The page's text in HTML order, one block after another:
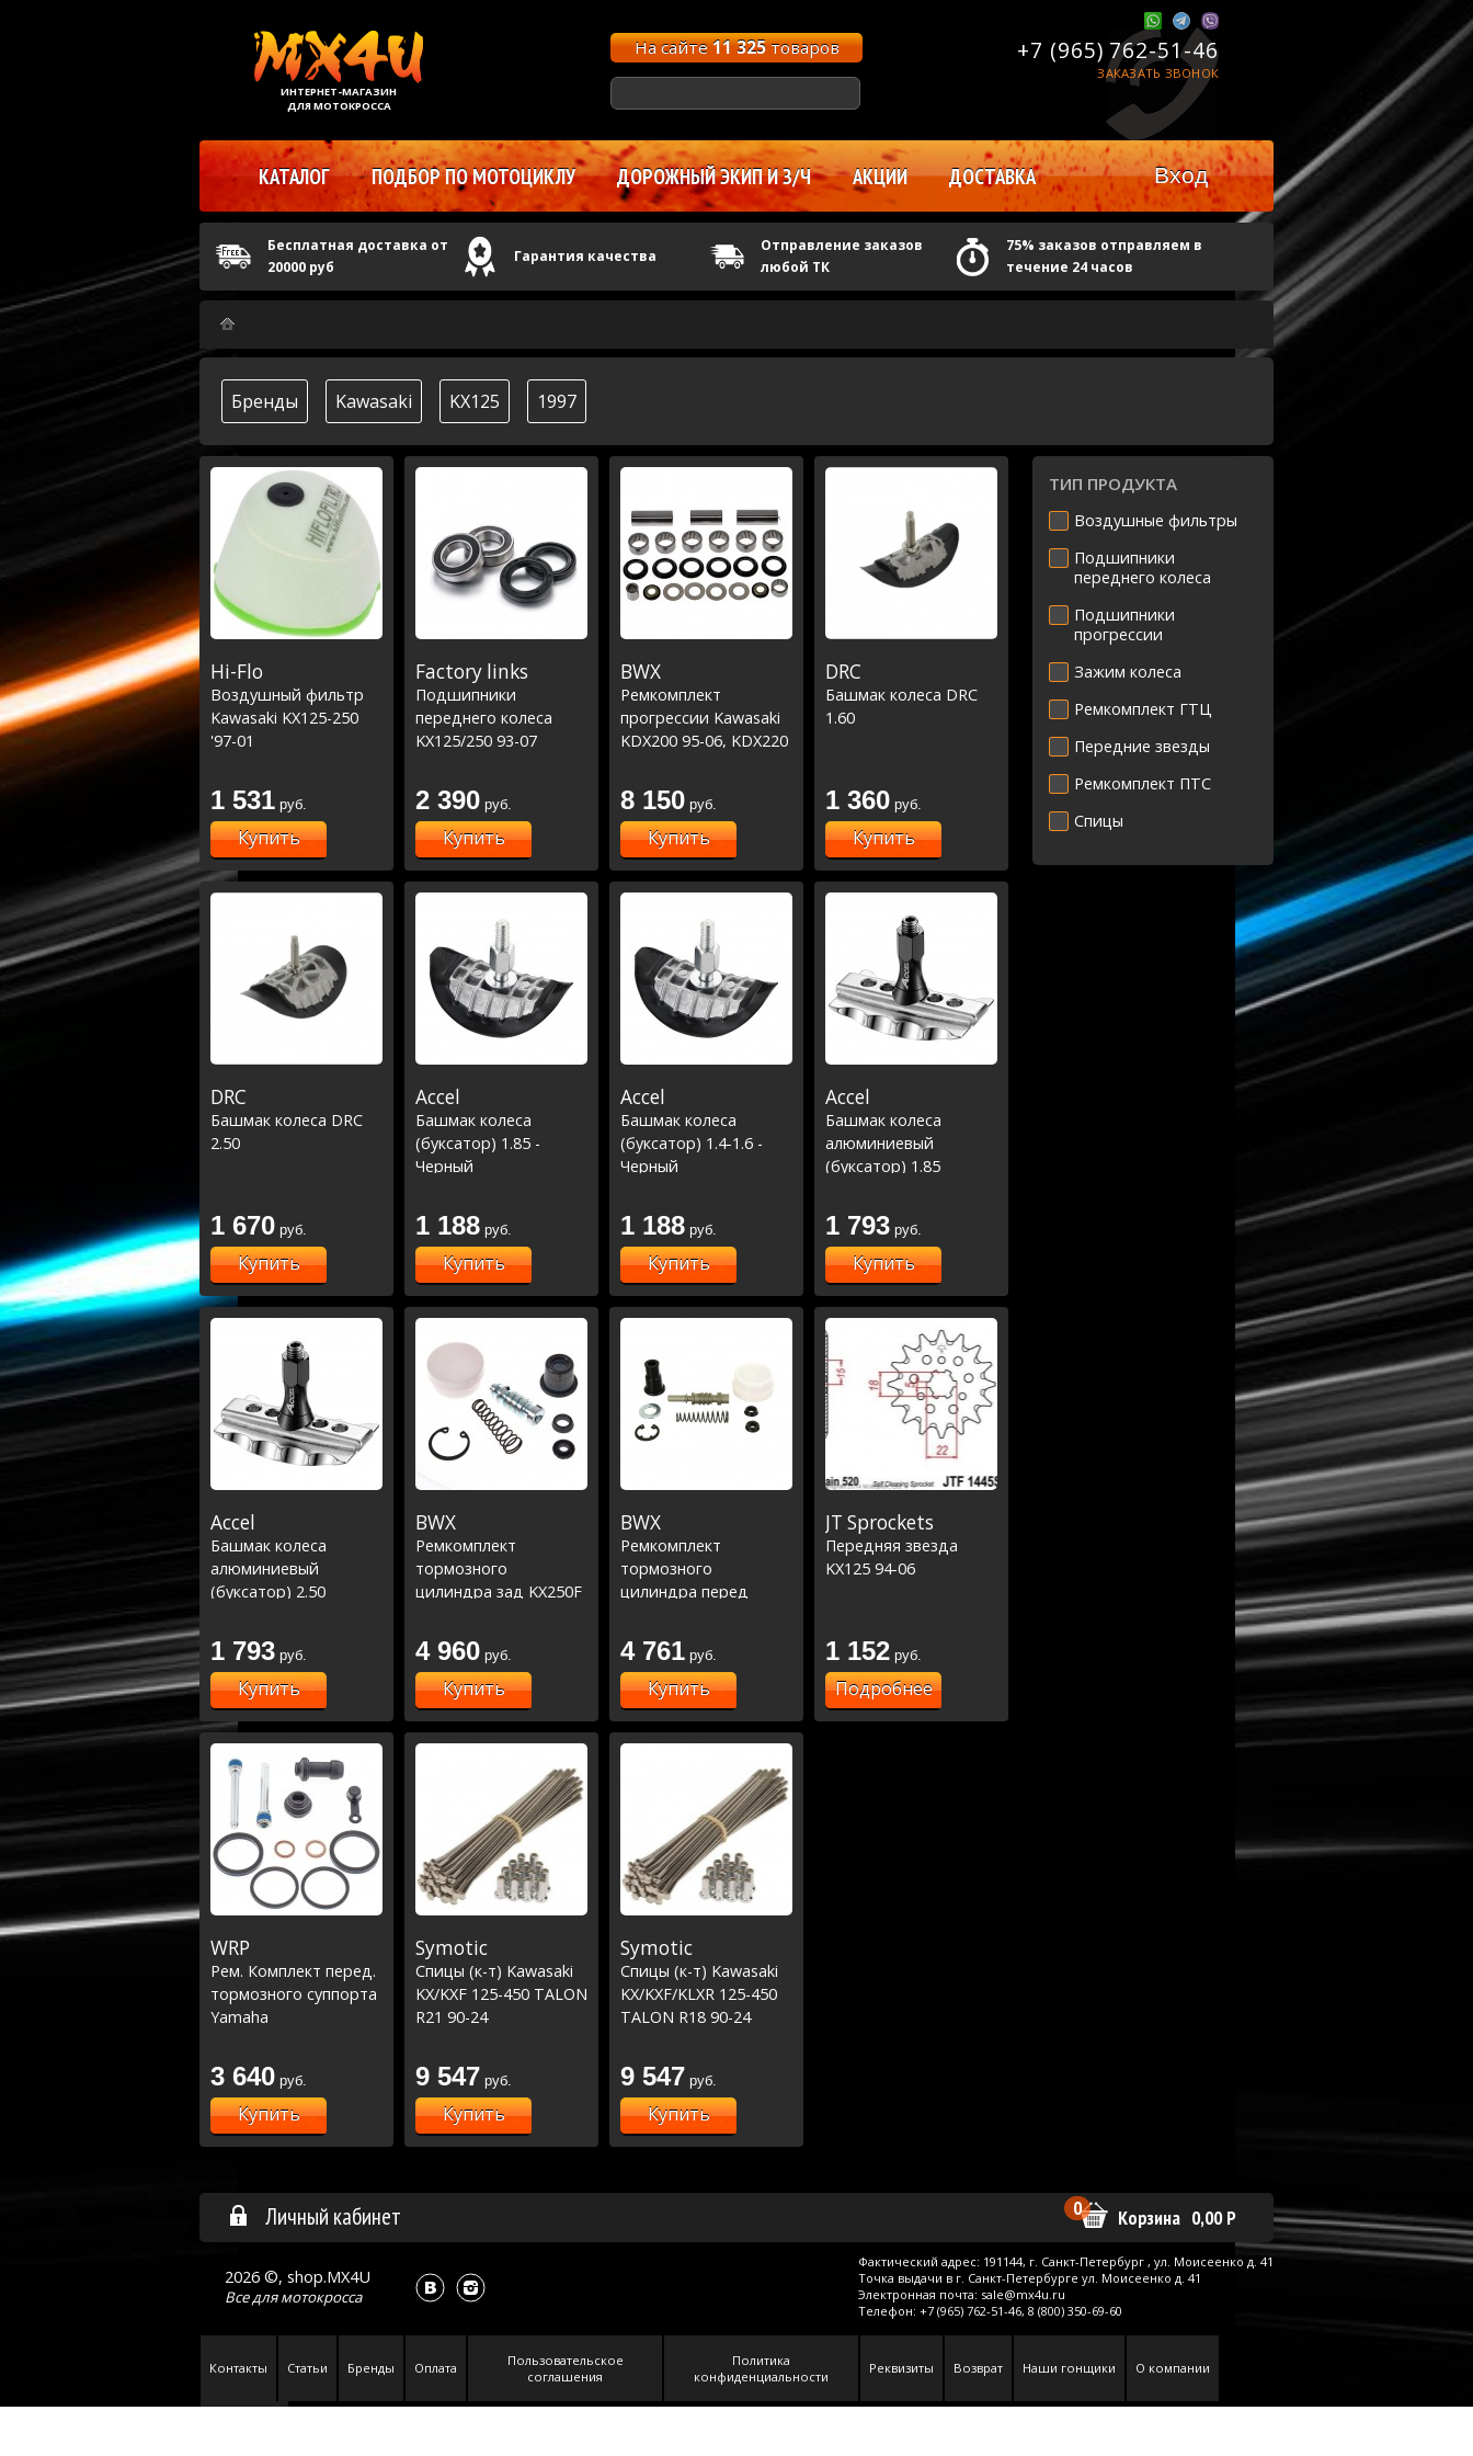
Бренды Kawasaki KX125 1997
Hi-Flo
Воздушный фильтр
Kawasaki KX125-250
'97-01
1 531 руб.
Купить
Factory links
Подшипники
переднего колеса
KX125/250 93-07
06-18 (25-1079)
2 390 руб.
Купить
BWX
Ремкомплект
прогрессии Kawasaki
KDX200 95-06, KDX220
KX250 94-97 (27-1036)
8 150 руб.
Купить
DRC
Башмак колеса DRC
1.60
1 360 руб.
Купить
DRC
Башмак колеса DRC
2.50
1 670 руб.
Купить
Accel
Башмак колеса
(буксатор) 1.85 -
Черный
1 188 руб.
Купить
Accel
Башмак колеса
(буксатор) 1.4-1.6 -
Черный
1 188 руб.
Купить
Accel
Башмак колеса
алюминиевый
(буксатор) 1.85
1 793 руб.
Купить
Accel
Башмак колеса
алюминиевый
(буксатор) 2.50
1 793 руб.
Купить
BWX
Ремкомплект
тормозного
цилиндра зад KX250F
(18-1007)
4 960 руб.
Купить
BWX
Ремкомплект
тормозного
цилиндра перед
23,Yamaha YZ250F 07-
23,YZ450 08-23 (18-
1010)
4 761 руб.
Купить
JT Sprockets
Передняя звезда
KX125 94-06
1 152 руб.
Подробнее
WRP
Рем. Комплект перед.
тормозного суппорта
Yamaha
3 640 руб.
Купить
Symotic
Спицы (к-т) Kawasaki
KX/KXF 125-450 TALON
R21 90-24
9 547 руб.
Купить
Symotic
Спицы (к-т) Kawasaki
KX/KXF/KLXR 125-450
TALON R18 90-24
9 547 руб.
Купить
ТИП ПРОДУКТА
Воздушные фильтры
Подшипники
переднего колеса
Подшипники
прогрессии
Зажим колеса
Ремкомплект ГТЦ
Передние звезды
Ремкомплект ПТС
Спицы
ИНТЕРНЕТ-МАГАЗИН
ДЛЯ МОТОКРОССА
На сайте11 325товаров +7 (965) 762-51-46
ЗАКАЗАТЬ ЗВОНОК
КАТАЛОГ ПОДБОР ПО МОТОЦИКЛУ ДОРОЖНЫЙ ЭКИП И З/Ч АКЦИИ ДОСТАВКА Вход
Бесплатная доставка от
20000 руб
Гарантия качества
Отправление заказов
любой ТК
75% заказов отправляем в
течение 24 часов
Личный кабинет Корзина
0 0,00 Р
2026 ©, shop.MX4U
Все длямотокросса
Фактический адрес: 191144, г. Санкт-Петербург , ул. Моисеенко д. 41
Точка выдачи в г. Санкт-Петербурге ул. Моисеенко д. 41
Электронная почта: sale@mx4u.ru
Телефон: +7 (965) 762-51-46, 8 (800) 350-69-60
Контакты Статьи Бренды Оплата
Пользовательское
соглашения
Политика
конфиденциальности
Реквизиты Возврат Наши гонщики О компании